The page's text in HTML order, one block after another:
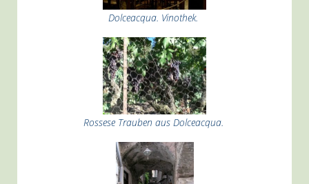
Dolceacqua. Vinothek.
Rossese Trauben aus Dolceacqua.